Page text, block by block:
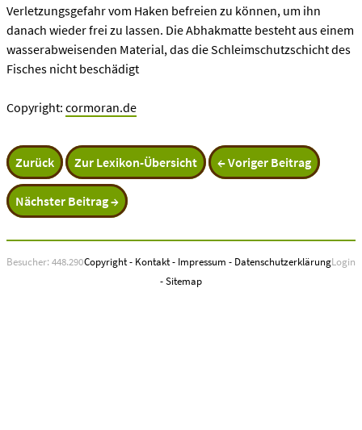
Verletzungsgefahr vom Haken befreien zu können, um ihn
danach wieder frei zu lassen. Die Abhakmatte besteht aus einem
wasserabweisenden Material, das die Schleimschutzschicht des
Fisches nicht beschädigt
Copyright: cormoran.de
Zurück Zur Lexikon-Übersicht ← Voriger Beitrag
Nächster Beitrag →
Besucher: 448.290 Login
Copyright- Kontakt- Impressum - Datenschutzerklärung
-Sitemap